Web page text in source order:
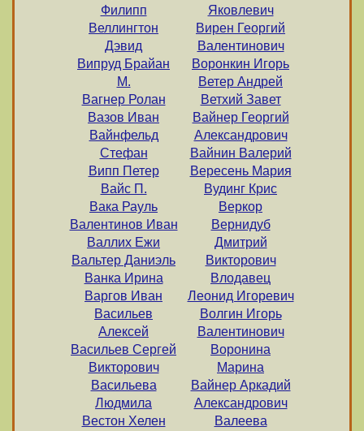
Филипп
Веллингтон
Дэвид
Випруд Брайан
М.
Вагнер Ролан
Вазов Иван
Вайнфельд
Стефан
Випп Петер
Вайс П.
Вака Рауль
Валентинов Иван
Валлих Ежи
Вальтер Даниэль
Ванка Ирина
Варгов Иван
Васильев
Алексей
Васильев Сергей
Викторович
Васильева
Людмила
Вестон Хелен
Яковлевич
Вирен Георгий
Валентинович
Воронкин Игорь
Ветер Андрей
Ветхий Завет
Вайнер Георгий
Александрович
Вайнин Валерий
Вересень Мария
Вудинг Крис
Веркор
Вернидуб
Дмитрий
Викторович
Влодавец
Леонид Игоревич
Волгин Игорь
Валентинович
Воронина
Марина
Вайнер Аркадий
Александрович
Валеева